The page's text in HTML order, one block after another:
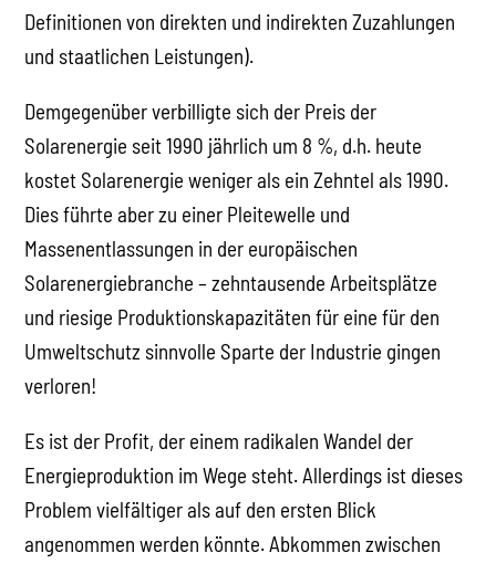
Definitionen von direkten und indirekten Zuzahlungen
und staatlichen Leistungen).
Demgegenüber verbilligte sich der Preis der
Solarenergie seit 1990 jährlich um 8 %, d.h. heute
kostet Solarenergie weniger als ein Zehntel als 1990.
Dies führte aber zu einer Pleitewelle und
Massenentlassungen in der europäischen
Solarenergiebranche – zehntausende Arbeitsplätze
und riesige Produktionskapazitäten für eine für den
Umweltschutz sinnvolle Sparte der Industrie gingen
verloren!
Es ist der Profit, der einem radikalen Wandel der
Energieproduktion im Wege steht. Allerdings ist dieses
Problem vielfältiger als auf den ersten Blick
angenommen werden könnte. Abkommen zwischen